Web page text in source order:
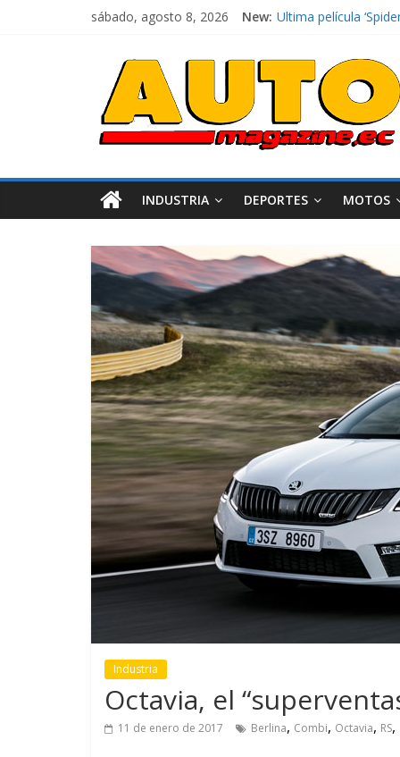
sábado, agosto 8, 2026 New: El costo de tener un
¿Qué puede pasar
La Vuelta al
La FEDAK recibe
INDUSTRIA DEPORTES MOTOS
Industria
Octavia, el
11 de enero de 2017 Berlina, Combi, Octavia, RS,
Movilidad Varios
GM reafirma su
compromiso con movilidad
más segura y conectada
Movilidad
¿Qué
vehículo si
varios días